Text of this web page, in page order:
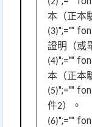
本（正本
(3)";=""
證明（或
(4)";=""
本（正本
(5)";=""
件2）。
(6)";=""